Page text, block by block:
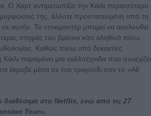
Χαρτ αντιμετωπίζει την Κάιλι περισσότερο
της, άλλοτε προστατευμένη από τη
αυτήν. Το ντοκιμαντέρ μπορεί να ακολουθεί
στιγμές του βρίσκει κάτι αληθινό πίσω
Καθώς πίσω από δεκαετίες
παραμένει μια καλλιτέχνιδα που συνεχίζει
έκρυβε μέσα σε ένα τραγούδι σαν το «All
διαθέσιμα στο Netflix, ενώ από τις 27
Tour».